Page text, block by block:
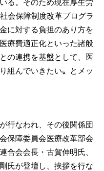
会保障制度改革プログラ
に対する負担のあり方を
療費適正化といった諸般
の連携を基盤として、医
組んでいきたい〟とメッ
行なわれ、その後関係団
保障委員会医療改革部会
合会会長・古賀伸明氏、
氏が登壇し、挨拶を行な